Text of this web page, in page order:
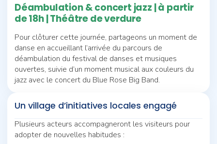
Déambulation & concert jazz | à partir
de 18h | Théâtre de verdure
Pour clôturer cette journée, partageons un moment de
danse en accueillant l’arrivée du parcours de
déambulation du festival de danses et musiques
ouvertes, suivie d’un moment musical aux couleurs du
jazz avec le concert du Blue Rose Big Band.
Un village d’initiatives locales engagé
Plusieurs acteurs accompagneront les visiteurs pour
adopter de nouvelles habitudes :